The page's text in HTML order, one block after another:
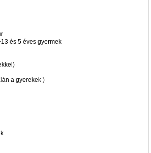
és 5 éves gyermek
a gyerekek )